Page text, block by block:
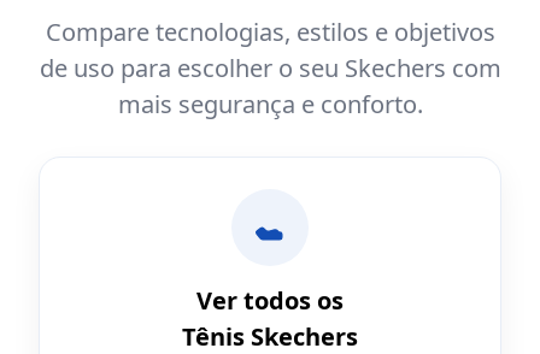
Compare tecnologias, estilos e objetivos
de uso para escolher o seu Skechers com
mais segurança e conforto.
Ver todos os
Tênis Skechers